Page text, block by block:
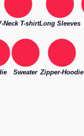
Neck T-shirtLong Sleeves
Sweater Zipper-Hoodie